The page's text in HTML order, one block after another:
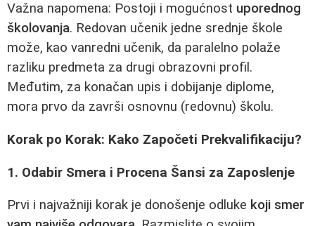
Važna napomena: Postoji i mogućnost uporednog
školovanja. Redovan učenik jedne srednje škole
može, kao vanredni učenik, da paralelno polaže
razliku predmeta za drugi obrazovni profil.
Međutim, za konačan upis i dobijanje diplome,
mora prvo da završi osnovnu (redovnu) školu.
Korak po Korak: Kako Započeti Prekvalifikaciju?
1. Odabir Smera i Procena Šansi za Zaposlenje
Prvi i najvažniji korak je donošenje odluke koji smer